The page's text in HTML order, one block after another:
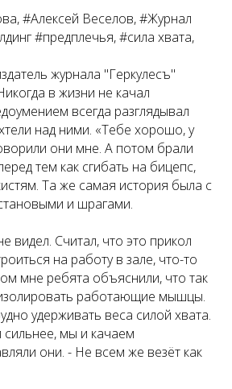
#Алексей Веселов, #Журнал
#предплечья, #сила хвата,
журнала "Геркулесъ"
в жизни не качал
всегда разглядывал
над ними. «Тебе хорошо, у
они мне. А потом брали
тем как сгибать на бицепс,
Та же самая история была с
и шрагами.
видел. Считал, что это прикол
на работу в зале, что-то
мне ребята объяснили, что так
работающие мышцы.
удерживать веса силой хвата.
сильнее, мы и качаем
они. - Не всем же везёт как